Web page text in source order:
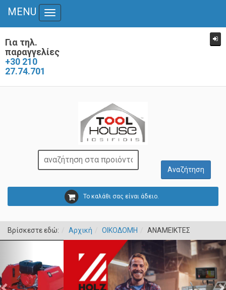
Για τηλ.
παραγγελίες
+30 210
27.74.701
Το καλάθι σας είναι άδειο.
MENU
Toggle
Βρίσκεστε εδώ: Αρχική ΟΙΚΟΔΟΜΗ ΑΝΑΜΕΙΚΤΕΣ